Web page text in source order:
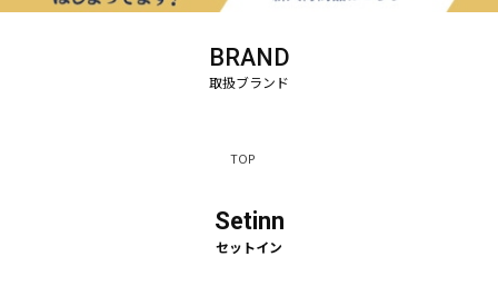
BRAND
TOP
Setinn